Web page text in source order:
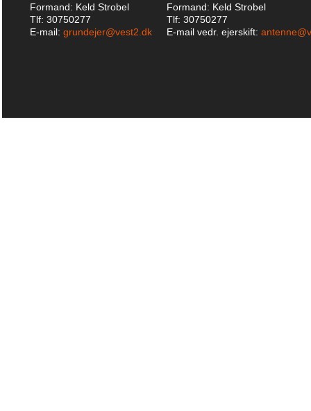
Formand: Keld Strobel
Tlf: 30750277
E-mail: grundejer@vest2.dk
Formand: Keld Strobel
Tlf: 30750277
E-mail vedr. ejerskift: